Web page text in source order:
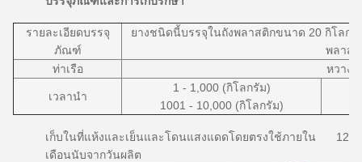
รายละเอียดบรรจุ
ภัณฑ์
ยางชนิดนี้บรรจุในถังพลาสติกขนาด 20 กิโลกรั
พลาส
ท่าเรือ
หวางผู่
เวลานำ
1 - 1,000 (กิโลกรัม)
1001 - 10,000 (กิโลกรัม)
เก็บในที่แห้งและเย็นและโดนแสงแดดโดยตรงใช้ภายใน 12
เดือนนับจากวันผลิต